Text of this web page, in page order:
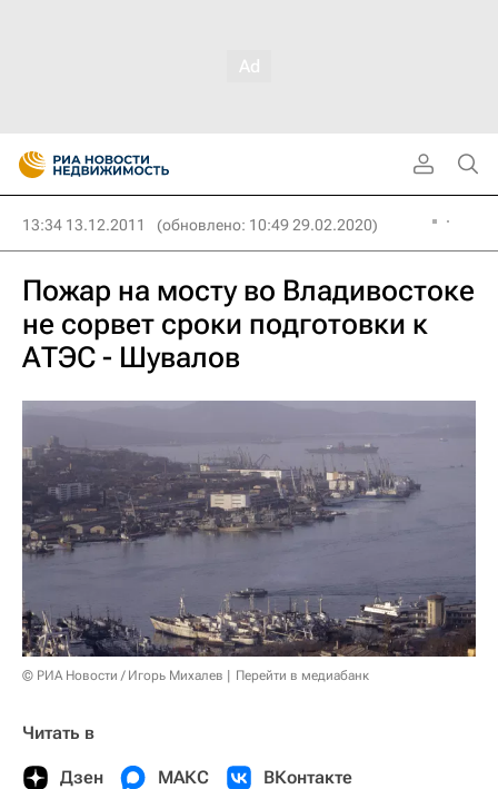
13:34 13.12.2011 (обновлено: 10:49 29.02.2020)
Пожар на мосту во Владивостоке
не сорвет сроки подготовки к
АТЭС - Шувалов
© РИА Новости / Игорь Михалев Перейти в медиабанк
Читать в
Дзен МАКС ВКонтакте